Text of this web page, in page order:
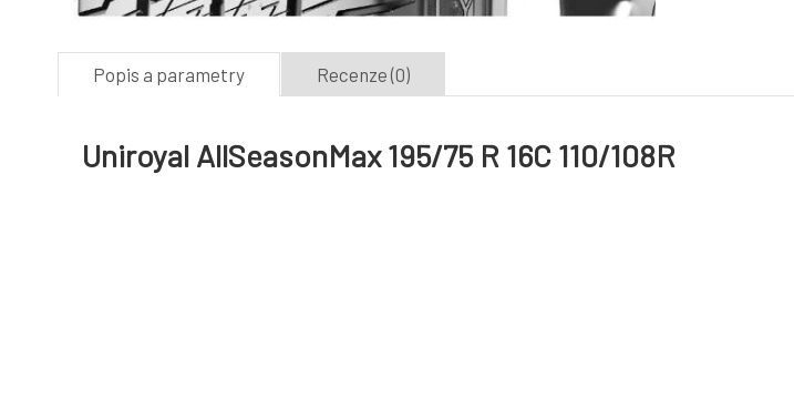
Popis a parametry Recenze (0)
Uniroyal AllSeasonMax 195/75 R 16C 110/108R